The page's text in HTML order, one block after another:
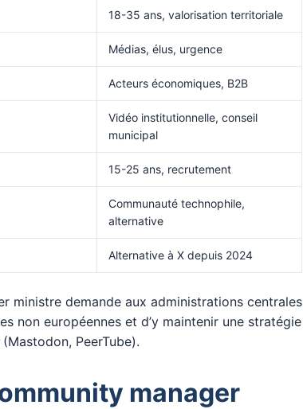
18-35 ans, valorisation territoriale
Médias, élus, urgence
Acteurs économiques, B2B
Vidéo institutionnelle, conseil
municipal
15-25 ans, recrutement
Communauté technophile,
alternative
Alternative à X depuis 2024
ministre demande aux administrations centrales
non européennes et d’y maintenir une stratégie
PeerTube).
manager